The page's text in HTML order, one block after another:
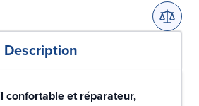
Description
confortable et réparateur,